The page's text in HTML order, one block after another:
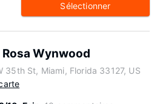
Sélectionner
Rosa Wynwood
35th St, Miami, Florida 33127, US